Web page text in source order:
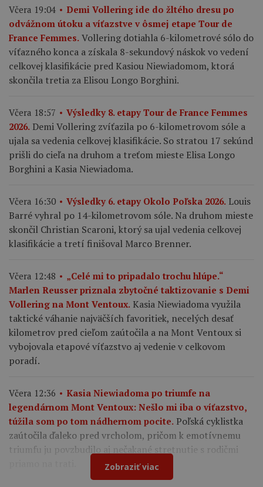
Včera 19:04
Demi Vollering ide do žltého dresu po
odvážnom útoku a víťazstve v ôsmej etape Tour de
France Femmes. Vollering dotiahla 6-kilometrové sólo do
víťazného konca a získala 8-sekundový náskok vo vedení
celkovej klasifikácie pred Kasiou Niewiadomom, ktorá
skončila tretia za Elisou Longo Borghini.
Včera 18:57
Výsledky 8. etapy Tour de France Femmes
2026. Demi Vollering zvíťazila po 6-kilometrovom sóle a
ujala sa vedenia celkovej klasifikácie. So stratou 17 sekúnd
prišli do cieľa na druhom a treťom mieste Elisa Longo
Borghini a Kasia Niewiadoma.
Včera 16:30 Výsledky 6. etapy Okolo Poľska 2026. Louis
Barré vyhral po 14-kilometrovom sóle. Na druhom mieste
skončil Christian Scaroni, ktorý sa ujal vedenia celkovej
klasifikácie a tretí finišoval Marco Brenner.
Včera 12:48
„Celé mi to pripadalo trochu hlúpe.“
Marlen Reusser priznala zbytočné taktizovanie s Demi
Vollering na Mont Ventoux. Kasia Niewiadoma využila
taktické váhanie najväčších favoritiek, necelých desať
kilometrov pred cieľom zaútočila a na Mont Ventoux si
vybojovala etapové víťazstvo aj vedenie v celkovom
poradí.
Včera 12:36
Kasia Niewiadoma po triumfe na
legendárnom Mont Ventoux: Nešlo mi iba o víťazstvo,
túžila som po tom nádhernom pocite. Poľská cyklistka
zaútočila ďaleko pred vrcholom, pričom k emotívnemu
triumfu ju povzbudilo aj nečakané stretnutie s rodičmi
Zobraziť viac